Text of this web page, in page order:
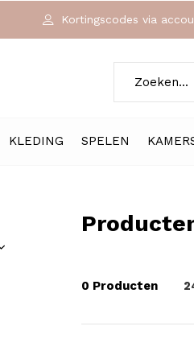
KLEDING SPELEN
Kortingscodes via
0 Producten